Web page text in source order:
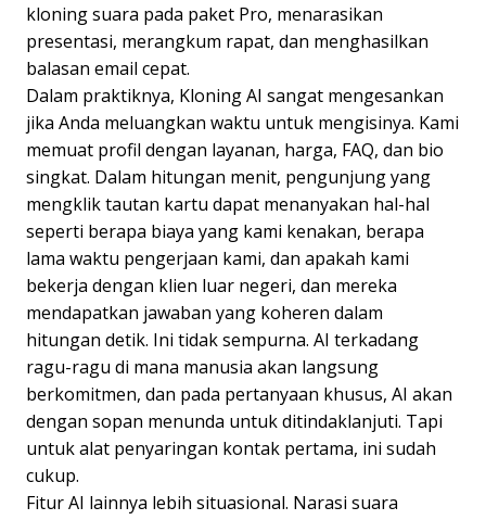
kloning suara pada paket Pro, menarasikan
presentasi, merangkum rapat, dan menghasilkan
balasan email cepat.
Dalam praktiknya, Kloning AI sangat mengesankan
jika Anda meluangkan waktu untuk mengisinya. Kami
memuat profil dengan layanan, harga, FAQ, dan bio
singkat. Dalam hitungan menit, pengunjung yang
mengklik tautan kartu dapat menanyakan hal-hal
seperti berapa biaya yang kami kenakan, berapa
lama waktu pengerjaan kami, dan apakah kami
bekerja dengan klien luar negeri, dan mereka
mendapatkan jawaban yang koheren dalam
hitungan detik. Ini tidak sempurna. AI terkadang
ragu-ragu di mana manusia akan langsung
berkomitmen, dan pada pertanyaan khusus, AI akan
dengan sopan menunda untuk ditindaklanjuti. Tapi
untuk alat penyaringan kontak pertama, ini sudah
cukup.
Fitur AI lainnya lebih situasional. Narasi suara